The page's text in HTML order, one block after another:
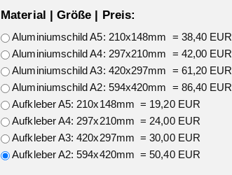
Material | Größe | Preis:
Aluminiumschild A5: 210x148mm = 38,40 EUR
Aluminiumschild A4: 297x210mm = 42,00 EUR
Aluminiumschild A3: 420x297mm = 61,20 EUR
Aluminiumschild A2: 594x420mm = 86,40 EUR
Aufkleber A5: 210x148mm = 19,20 EUR
Aufkleber A4: 297x210mm = 24,00 EUR
Aufkleber A3: 420x297mm = 30,00 EUR
Aufkleber A2: 594x420mm = 50,40 EUR